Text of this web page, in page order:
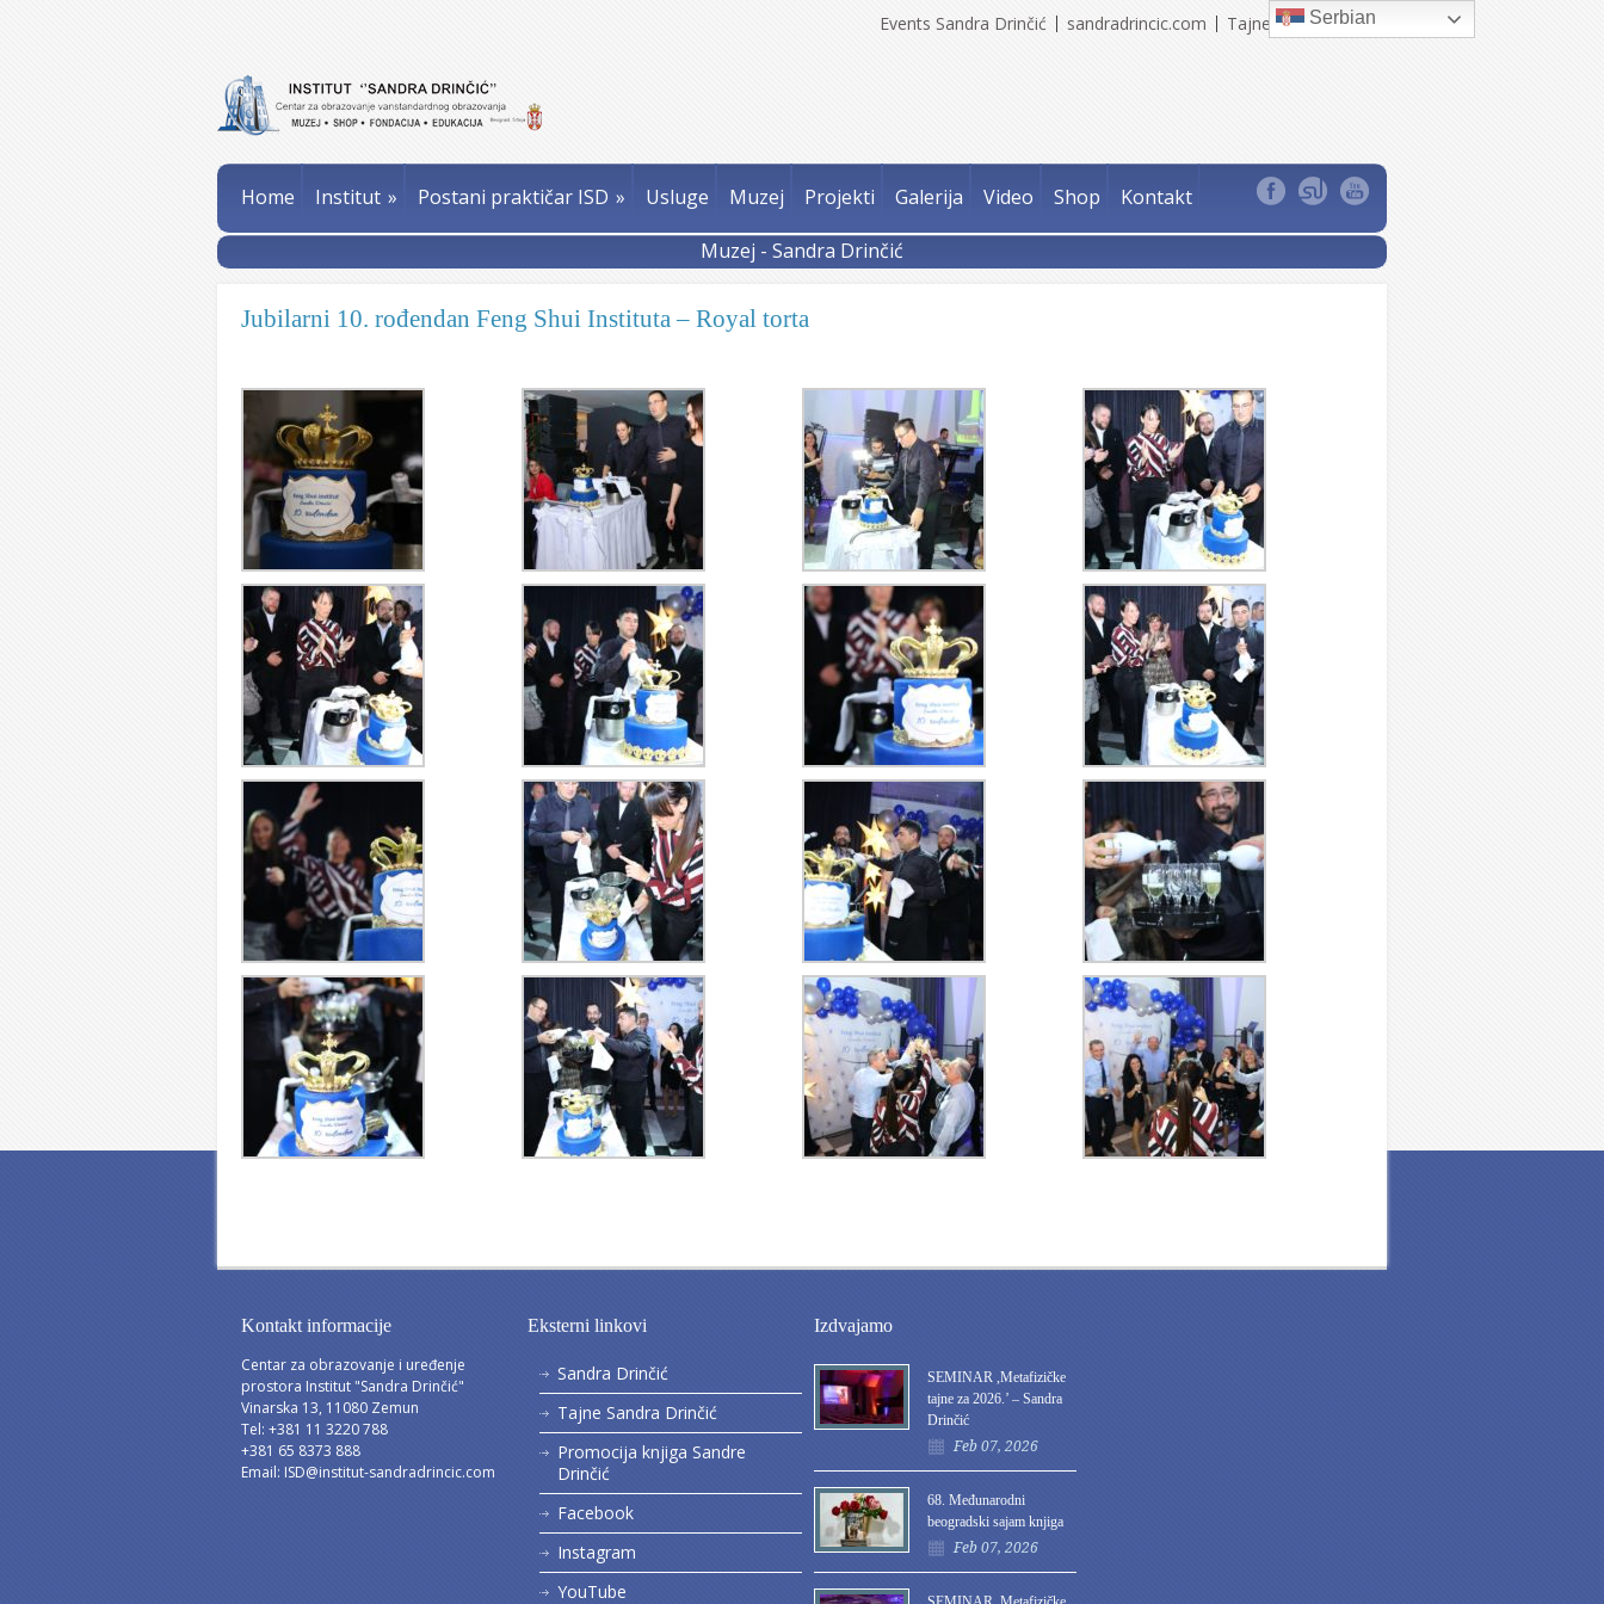
Events Sandra Drinčić sandradrincic.com Tajne Sandra Drinčić
Home Institut » Postani praktičar ISD » Usluge Muzej Projekti Galerija Video Shop Kontakt
Muzej - Sandra Drinčić
Jubilarni 10. rođendan Feng Shui Instituta – Royal torta
Kontakt informacije
Centar za obrazovanje i uređenje
prostora Institut "Sandra Drinčić"
Vinarska 13, 11080 Zemun
Tel: +381 11 3220 788
+381 65 8373 888
Email: ISD@institut-sandradrincic.com
Eksterni linkovi
Sandra Drinčić
Tajne Sandra Drinčić
Promocija knjiga Sandre
Drinčić
Facebook
Instagram
YouTube
Izdvajamo
SEMINAR ,Metafizičke
tajne za 2026.’ – Sandra
Drinčić
Feb 07, 2026
68. Međunarodni
beogradski sajam knjiga
Feb 07, 2026
Serbian